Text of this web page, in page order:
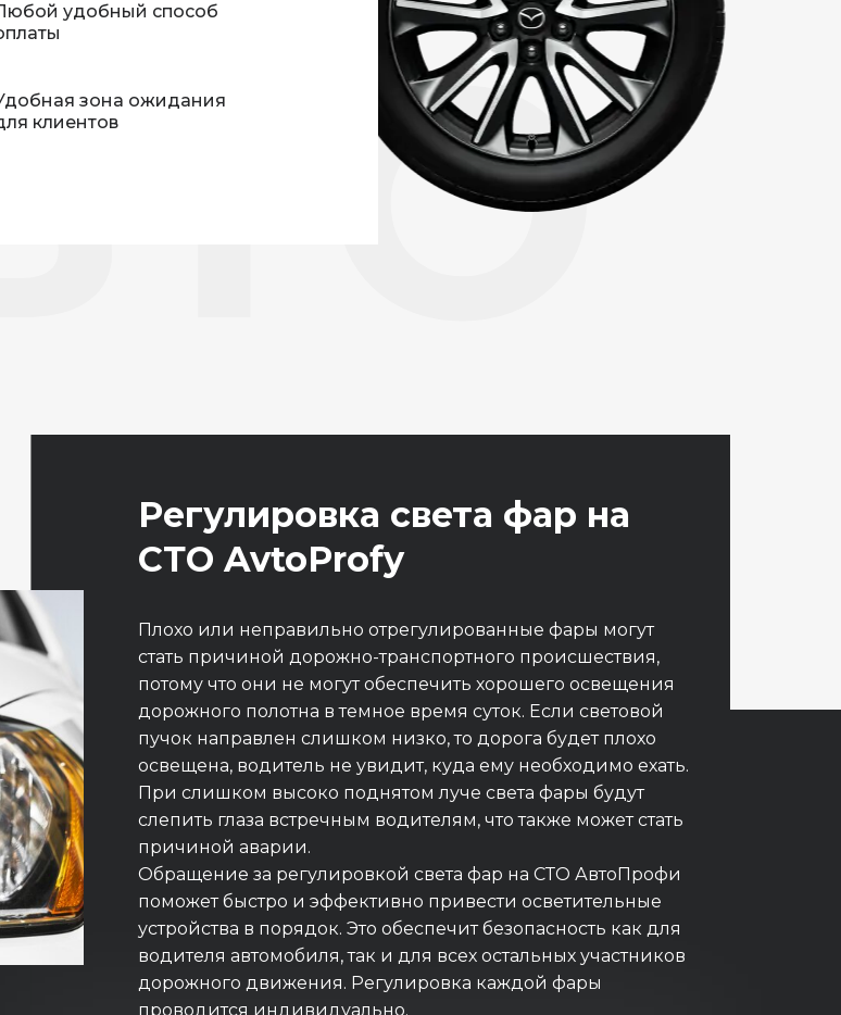
удобный способ
зона ожидания
клиентов
Регулировка света фар на
СТО AvtoProfy
Плохо или неправильно отрегулированные фары могут
стать причиной дорожно-транспортного происшествия,
потому что они не могут обеспечить хорошего освещения
дорожного полотна в темное время суток. Если световой
пучок направлен слишком низко, то дорога будет плохо
освещена, водитель не увидит, куда ему необходимо ехать.
При слишком высоко поднятом луче света фары будут
слепить глаза встречным водителям, что также может стать
причиной аварии.
Обращение за регулировкой света фар на СТО АвтоПрофи
поможет быстро и эффективно привести осветительные
устройства в порядок. Это обеспечит безопасность как для
водителя автомобиля, так и для всех остальных участников
дорожного движения. Регулировка каждой фары
проводится индивидуально.